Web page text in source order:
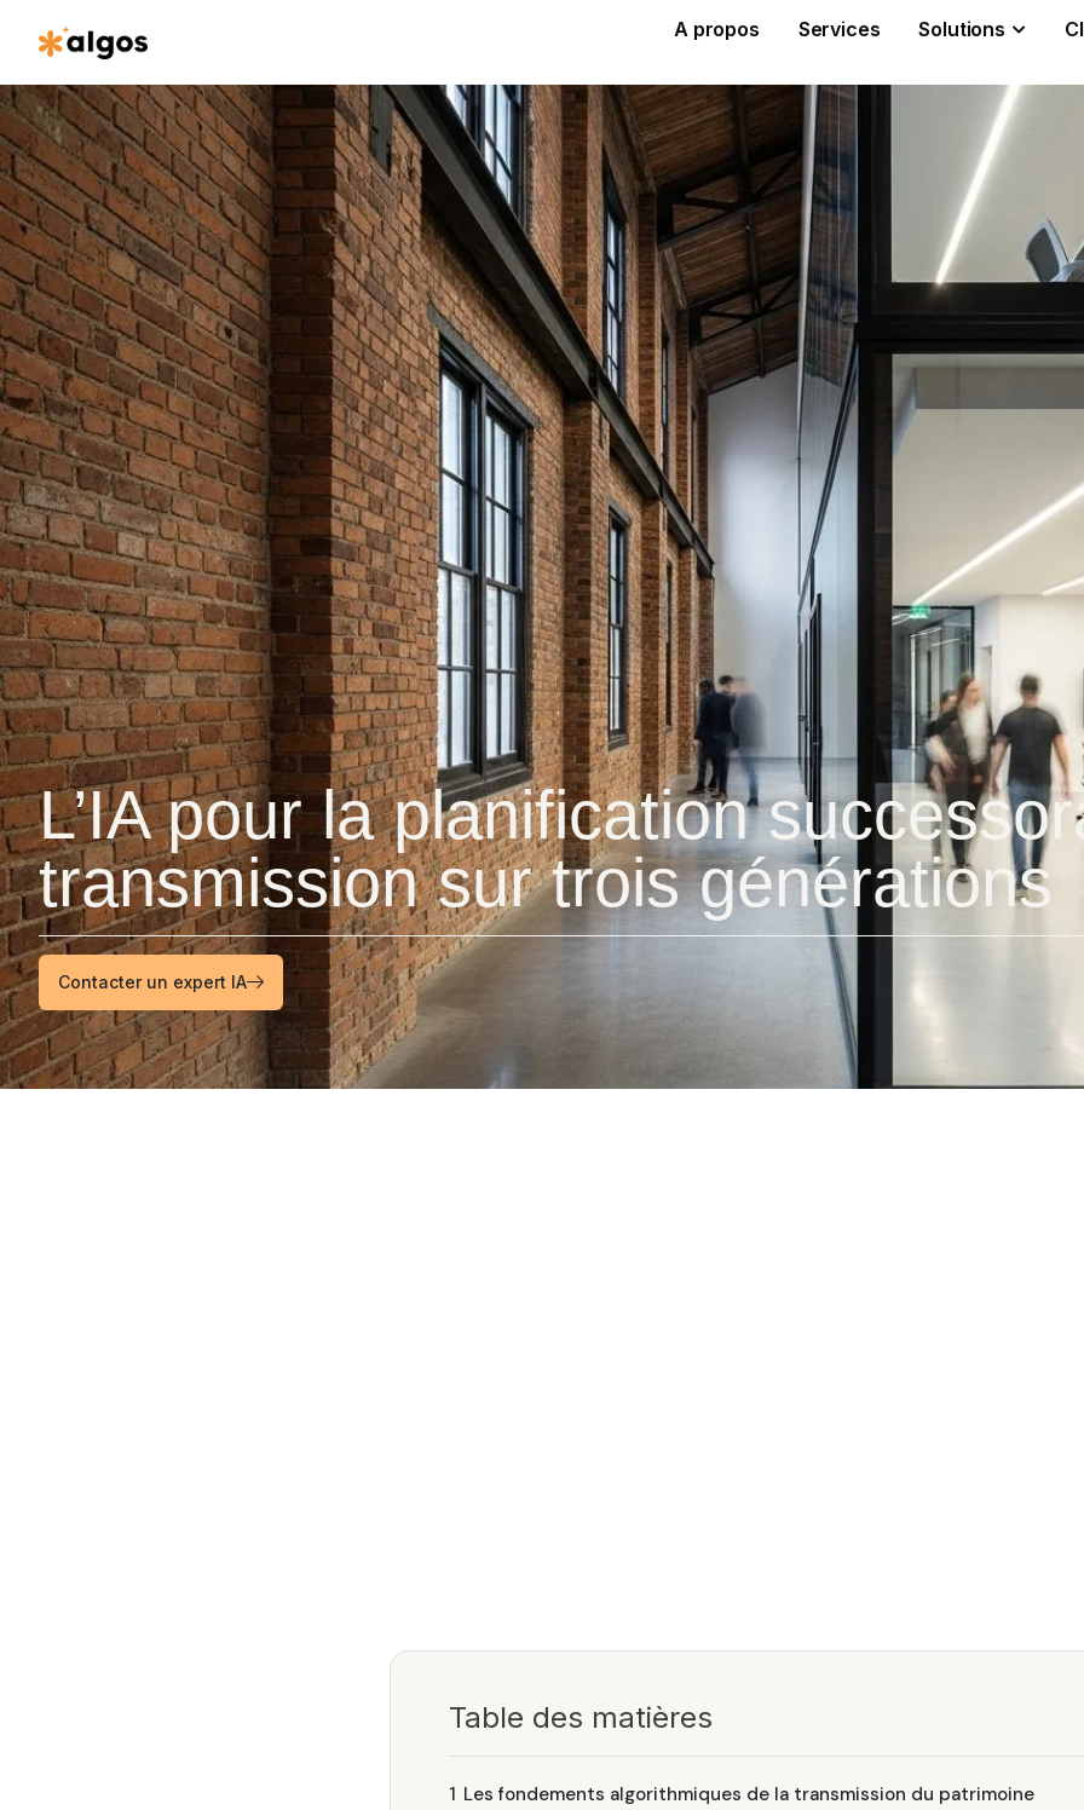
A propos Services Solutions
L’IA pour la planification
transmission sur trois générations
Contacter un expert IA
Table des matières
1 Les fondements algorithmiques de la transmission du patrimoine